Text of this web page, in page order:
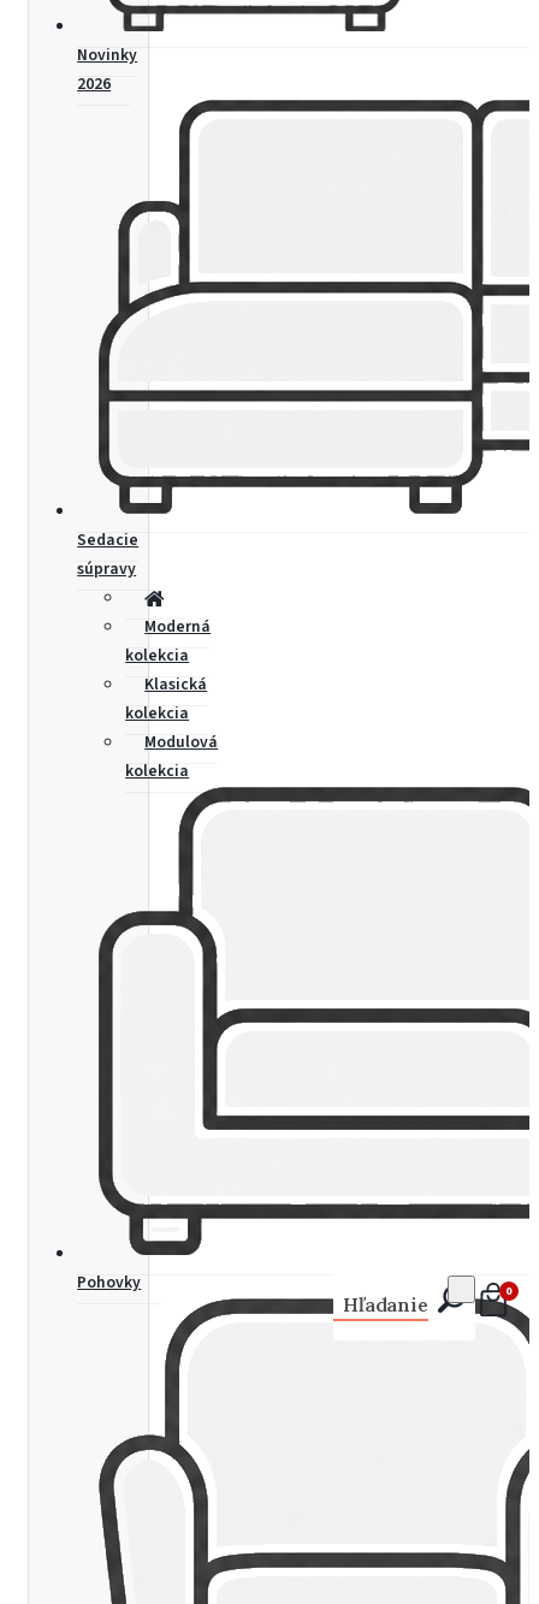
Novinky
2026
Sedacie
súpravy
Moderná
kolekcia
Klasická
kolekcia
Modulová
kolekcia
Pohovky
Hľadanie
0